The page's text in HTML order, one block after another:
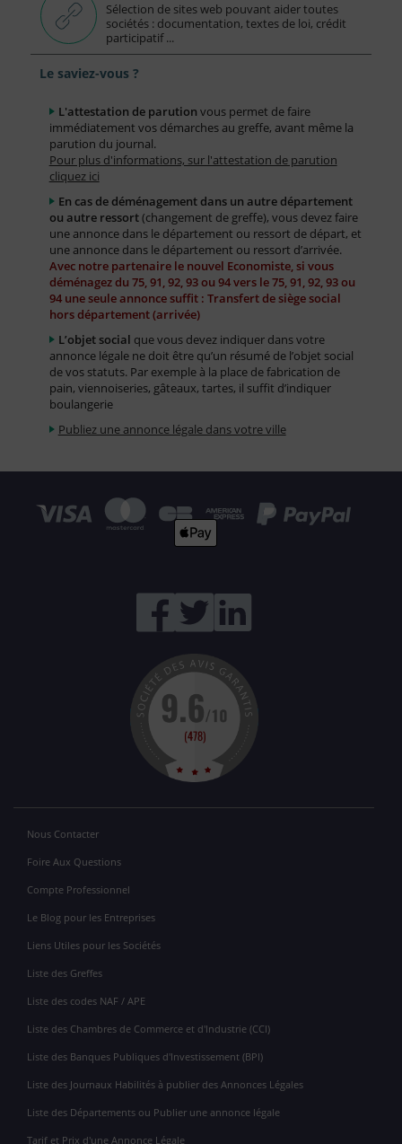
Sélection de sites web pouvant aider toutes
sociétés : documentation, textes de loi, crédit
participatif ...
Le saviez-vous ?
L'attestation de parution vous permet de faire
immédiatement vos démarches au greffe, avant même la
parution du journal.
Pour plus d'informations, sur l'attestation de parution
cliquez ici
En cas de déménagement dans un autre département
ou autre ressort(changement de greffe), vous devez faire
une annonce dans le département ou ressort de départ, et
une annonce dans le département ou ressort d’arrivée.
Avec notre partenaire le nouvel Economiste, si vous
déménagez du 75, 91, 92, 93 ou 94 vers le 75, 91, 92, 93 ou
94 une seule annonce suffit : Transfert de siège social
hors département (arrivée)
L’objet social que vous devez indiquer dans votre
annonce légale ne doit être qu’un résumé de l’objet social
de vos statuts. Par exemple à la place de fabrication de
pain, viennoiseries, gâteaux, tartes, il suffit d’indiquer
boulangerie
Publiez une annonce légale dans votre ville
Nous Contacter
Foire Aux Questions
Compte Professionnel
Le Blog pour les Entreprises
Liens Utiles pour les Sociétés
Liste des Greffes
Liste des codes NAF / APE
Liste des Chambres de Commerce et d'Industrie (CCI)
Liste des Banques Publiques d'Investissement (BPI)
Liste des Journaux Habilités à publier des Annonces Légales
Liste des Départements ou Publier une annonce légale
Tarif et Prix d'une Annonce Légale